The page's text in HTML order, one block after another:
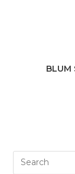
BLUM